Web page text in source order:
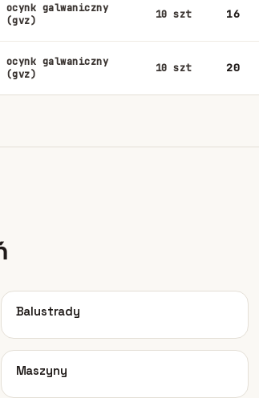
ocynk galwaniczny
(gvz)
10 szt 16
ocynk galwaniczny
(gvz)
10 szt 20
02
Balustrady
06Maszyny